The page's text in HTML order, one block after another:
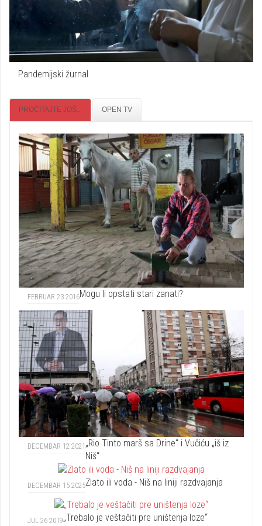
Pandemijski žurnal
PROČITAJTE JOŠ... OPEN TV
FEBRUAR 23 2016Mogu li opstati stari zanati?
DECEMBAR 12 2021 „Rio Tinto marš sa Drine“ i Vučiću „iš iz
Niš“
DECEMBAR 15 2025Zlato ili voda - Niš na liniji razdvajanja
JUL 26 2019„Trebalo je veštačiti pre uništenja loze“